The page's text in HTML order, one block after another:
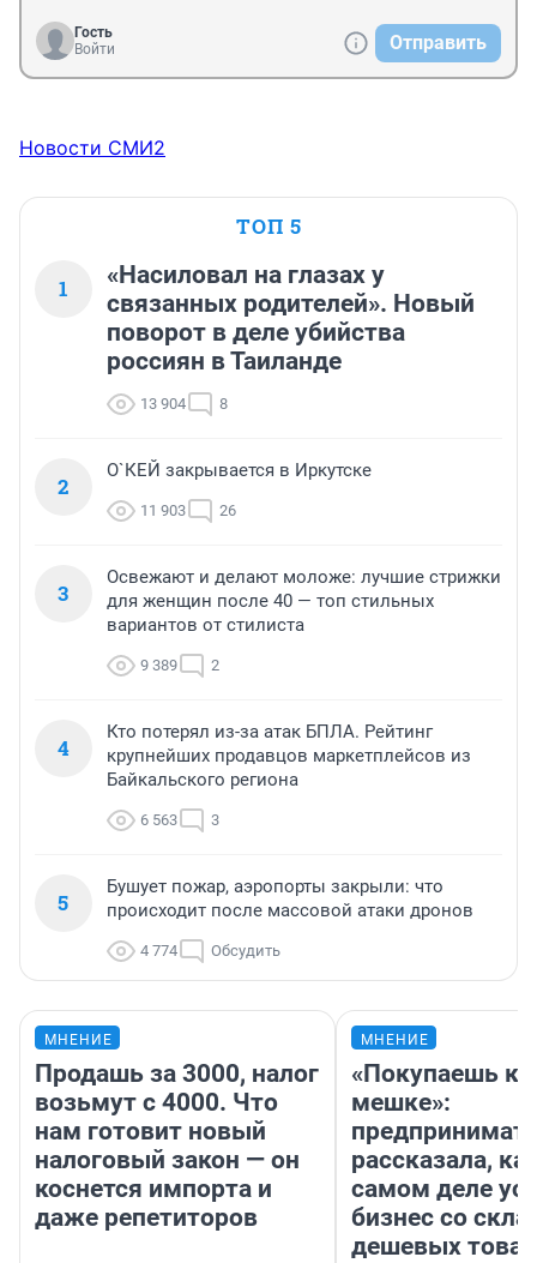
Гость
Войти
Отправить
Новости СМИ2
ТОП 5
1
«Насиловал на глазах у
связанных родителей». Новый
поворот в деле убийства
россиян в Таиланде
13 904 8
2
О`КЕЙ закрывается в Иркутске
11 903 26
3
Освежают и делают моложе: лучшие стрижки
для женщин после 40 — топ стильных
вариантов от стилиста
9 389 2
4
Кто потерял из-за атак БПЛА. Рейтинг
крупнейших продавцов маркетплейсов из
Байкальского региона
6 563 3
5
Бушует пожар, аэропорты закрыли: что
происходит после массовой атаки дронов
4 774 Обсудить
МНЕНИЕ
Продашь за 3000, налог
возьмут с 4000. Что
нам готовит новый
налоговый закон — он
коснется импорта и
даже репетиторов
МНЕНИЕ
«Покупаешь
мешке»:
рассказала,
самом деле
бизнес со
дешевых